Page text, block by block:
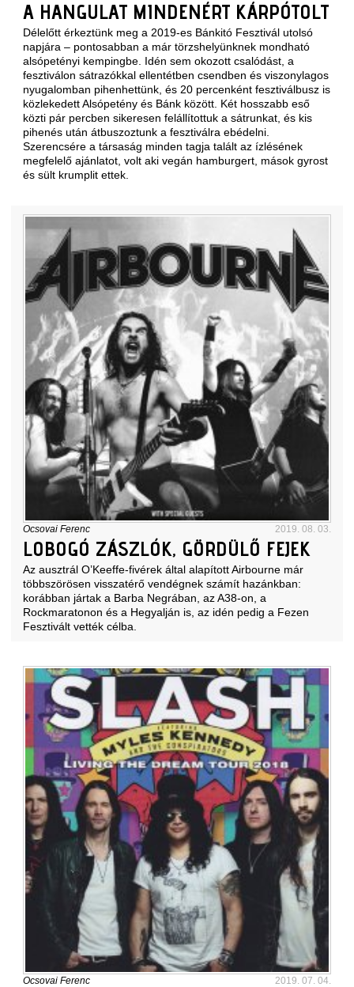
A HANGULAT MINDENÉRT KÁRPÓTOLT
Délelőtt érkeztünk meg a 2019-es Bánkitó Fesztivál utolsó
napjára – pontosabban a már törzshelyünknek mondható
alsópetényi kempingbe. Idén sem okozott csalódást, a
fesztiválon sátrazókkal ellentétben csendben és viszonylagos
nyugalomban pihenhettünk, és 20 percenként fesztiválbusz is
közlekedett Alsópetény és Bánk között. Két hosszabb eső
közti pár percben sikeresen felállítottuk a sátrunkat, és kis
pihenés után átbuszoztunk a fesztiválra ebédelni.
Szerencsére a társaság minden tagja talált az ízlésének
megfelelő ajánlatot, volt aki vegán hamburgert, mások gyrost
és sült krumplit ettek.
Ocsovai Ferenc 2019. 08. 03.
LOBOGÓ ZÁSZLÓK, GÖRDÜLŐ FEJEK
Az ausztrál O’Keeffe-fivérek által alapított Airbourne már
többszörösen visszatérő vendégnek számít hazánkban:
korábban jártak a Barba Negrában, az A38-on, a
Rockmaratonon és a Hegyalján is, az idén pedig a Fezen
Fesztivált vették célba.
Ocsovai Ferenc 2019. 07. 04.